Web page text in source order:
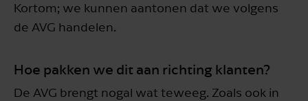
Kortom; we kunnen aantonen dat we volgens
de AVG handelen.
Hoe pakken we dit aan richting klanten?
De AVG brengt nogal wat teweeg. Zoals ook in